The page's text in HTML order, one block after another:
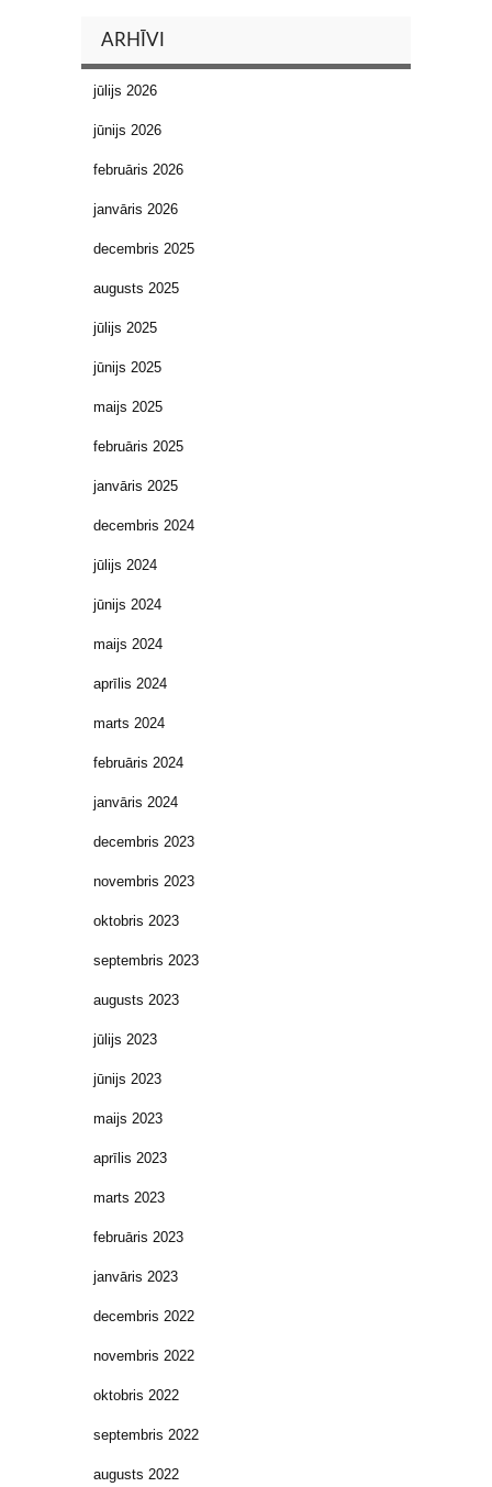
ARHĪVI
jūlijs 2026
jūnijs 2026
februāris 2026
janvāris 2026
decembris 2025
augusts 2025
jūlijs 2025
jūnijs 2025
maijs 2025
februāris 2025
janvāris 2025
decembris 2024
jūlijs 2024
jūnijs 2024
maijs 2024
aprīlis 2024
marts 2024
februāris 2024
janvāris 2024
decembris 2023
novembris 2023
oktobris 2023
septembris 2023
augusts 2023
jūlijs 2023
jūnijs 2023
maijs 2023
aprīlis 2023
marts 2023
februāris 2023
janvāris 2023
decembris 2022
novembris 2022
oktobris 2022
septembris 2022
augusts 2022